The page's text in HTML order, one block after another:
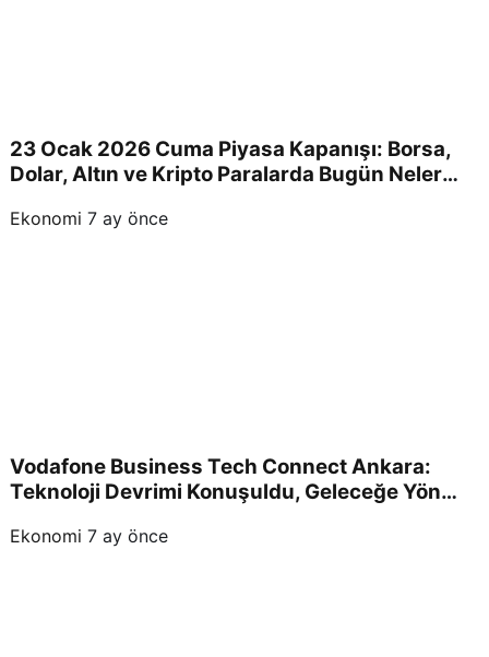
23 Ocak 2026 Cuma Piyasa Kapanışı: Borsa,
Dolar, Altın ve Kripto Paralarda Bugün Neler
Ekonomi 7 ay önce
Vodafone Business Tech Connect Ankara:
Teknoloji Devrimi Konuşuldu, Geleceğe Yön
Ekonomi 7 ay önce